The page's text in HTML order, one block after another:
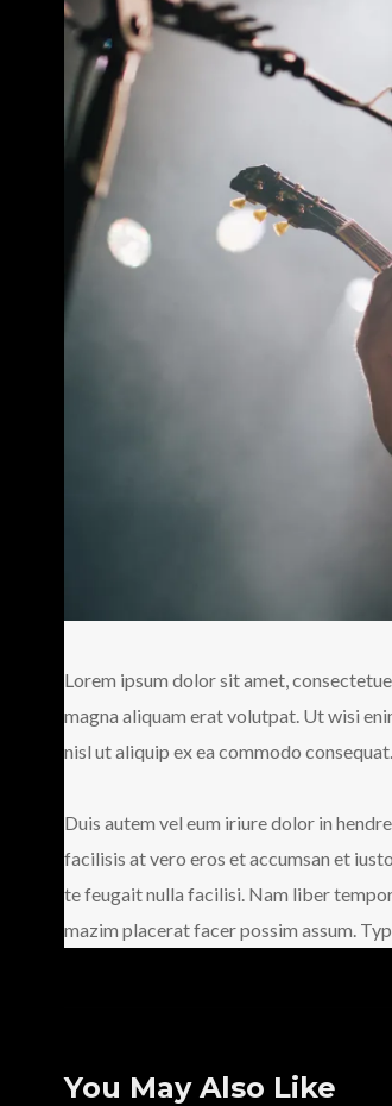
Lorem ipsum dolor sit amet,
magna aliquam erat volutpat. Ut wisi
nisl ut aliquip ex ea commodo consequat.
Duis autem vel eum iriure dolor in
facilisis at vero eros et accumsan et
te feugait nulla facilisi. Nam liber
mazim placerat facer possim assum.
You May Also Like